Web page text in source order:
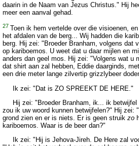
daarin in de Naam van Jezus Christus." Hij
meer een aanval gehad.
27 Toen ik hem vertelde over die visioenen,
het afdalen van de berg... Wij hadden die
berg. Hij zei: "Broeder Branham, volgens dat
op kariboemos. U weet dat u daar mijlen en
anders dan geel mos. Hij zei: "Volgens wat u
dat shirt aan zal hebben, Eddie daarginds,
een drie meter lange zilvertip grizzlybeer
Ik zei: "Dat is ZO SPREEKT DE HERE."
Hij zei: "Broeder Branham, ik... ik betwijfel
zou ik uw woord kunnen betwijfelen?" Hij
grond zien en er is niets. Er is geen struik zo
kariboemos. Waar is de beer dan?"
Ik zei: "Hij is Jehova-Jireh. De Here zal